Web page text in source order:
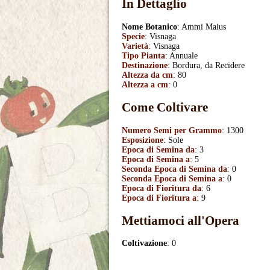
In Dettaglio
Nome Botanico: Ammi Maius
Specie: Visnaga
Varietà: Visnaga
Tipo Pianta: Annuale
Destinazione: Bordura, da Recidere
Altezza da cm: 80
Altezza a cm: 0
Come Coltivare
Numero Semi per Grammo: 1300
Esposizione: Sole
Epoca di Semina da: 3
Epoca di Semina a: 5
Seconda Epoca di Semina da: 0
Seconda Epoca di Semina a: 0
Epoca di Fioritura da: 6
Epoca di Fioritura a: 9
Mettiamoci all'Opera
Coltivazione: 0